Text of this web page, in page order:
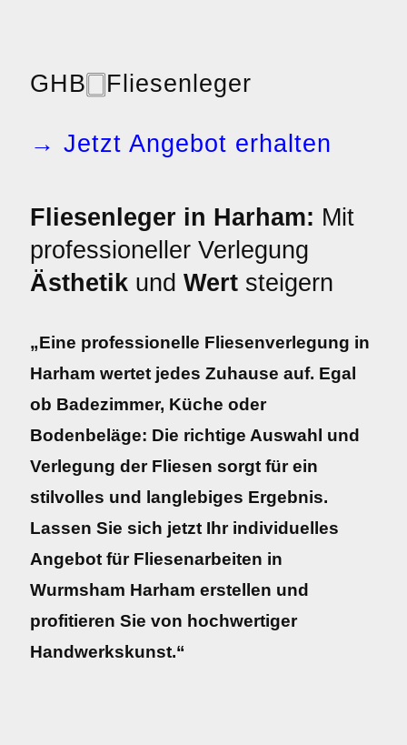
GHB🀆Fliesenleger
→ Jetzt Angebot erhalten
Fliesenleger in Harham: Mit
professioneller Verlegung
Ästhetik und Wert steigern
„Eine professionelle Fliesenverlegung in
Harham wertet jedes Zuhause auf. Egal
ob Badezimmer, Küche oder
Bodenbeläge: Die richtige Auswahl und
Verlegung der Fliesen sorgt für ein
stilvolles und langlebiges Ergebnis.
Lassen Sie sich jetzt Ihr individuelles
Angebot für Fliesenarbeiten in
Wurmsham Harham erstellen und
profitieren Sie von hochwertiger
Handwerkskunst.“